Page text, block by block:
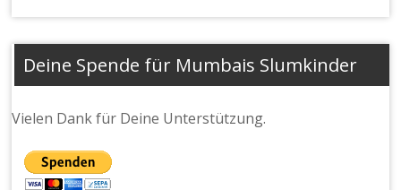
Deine Spende für Mumbais Slumkinder
Vielen Dank für Deine Unterstützung.